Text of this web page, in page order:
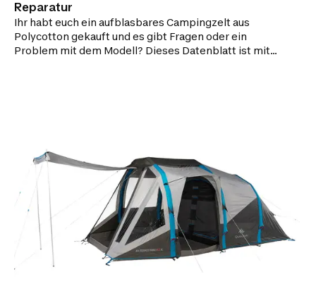
Reparatur
Ihr habt euch ein aufblasbares Campingzelt aus
Polycotton gekauft und es gibt Fragen oder ein
Problem mit dem Modell? Dieses Datenblatt ist mit